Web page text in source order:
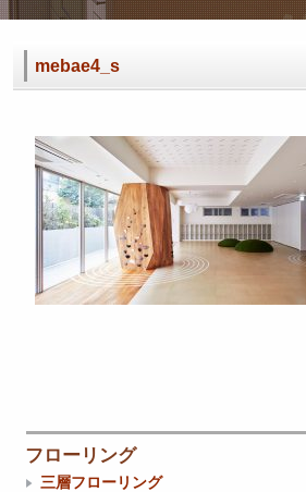
mebae4_s
フローリング
三層フローリング